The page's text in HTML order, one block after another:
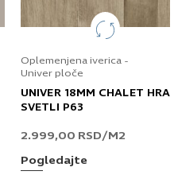
Oplemenjena iverica -
Univer ploče
UNIVER 18MM CHALET
SVETLI P63
2.999,00 RSD/M2
Pogledajte